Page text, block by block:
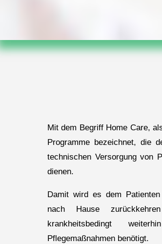
Mit dem Begriff Home Care,
Programme bezeichnet, die
technischen Versorgung von
dienen.
Damit wird es dem
nach Hause
krankheitsbedingt
Pflegemaßnahmen benötigt.